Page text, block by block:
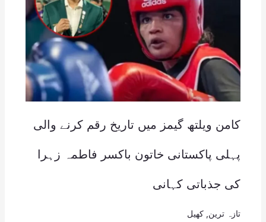
کامن ویلتھ گیمز میں تاریخ رقم کرنے والی
پہلی پاکستانی خاتون باکسر فاطمہ زہرا
کی جذباتی کہانی
تازہ ترین کھیل